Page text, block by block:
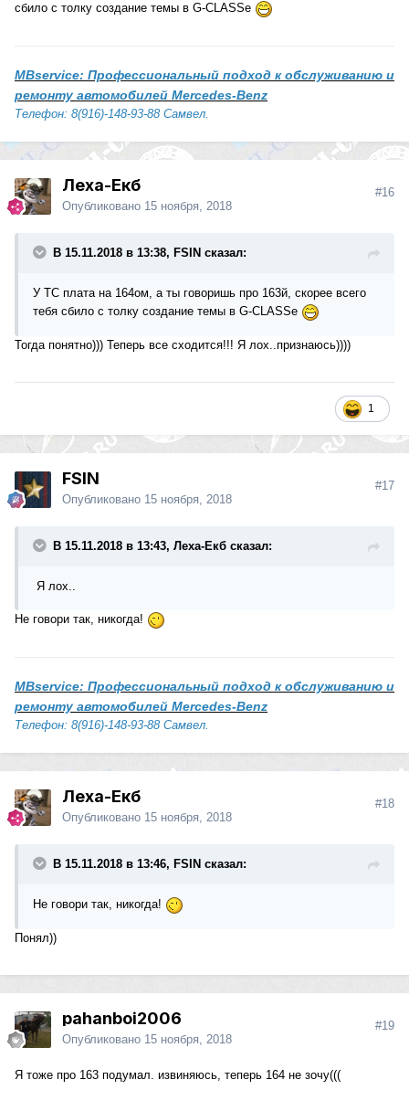
сбило с толку создание темы в G-CLASSe
MBservice: Профессиональный подход к обслуживанию и
ремонту автомобилей Mercedes-Benz
Телефон: 8(916)-148-93-88 Самвел.
Леха-Екб
Опубликовано 15 ноября, 2018
#16
В 15.11.2018 в 13:38, FSIN сказал:
У ТС плата на 164ом, а ты говоришь про 163й, скорее всего
тебя сбило с толку создание темы в G-CLASSe
Тогда понятно))) Теперь все сходится!!! Я лох..признаюсь))))
1
FSIN
Опубликовано 15 ноября, 2018
#17
В 15.11.2018 в 13:43, Леха-Екб сказал:
Я лох..
Не говори так, никогда!
MBservice: Профессиональный подход к обслуживанию и
ремонту автомобилей Mercedes-Benz
Телефон: 8(916)-148-93-88 Самвел.
Леха-Екб
Опубликовано 15 ноября, 2018
#18
В 15.11.2018 в 13:46, FSIN сказал:
Не говори так, никогда!
Понял))
pahanboi2006
Опубликовано 15 ноября, 2018
#19
Я тоже про 163 подумал. извиняюсь, теперь 164 не зочу(((